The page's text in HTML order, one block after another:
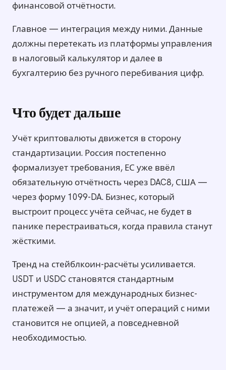
финансовой отчётности.
Главное — интеграция между ними. Данные
должны перетекать из платформы управления
в налоговый калькулятор и далее в
бухгалтерию без ручного перебивания цифр.
Что будет дальше
Учёт криптовалюты движется в сторону
стандартизации. Россия постепенно
формализует требования, ЕС уже ввёл
обязательную отчётность через DAC8, США —
через форму 1099-DA. Бизнес, который
выстроит процесс учёта сейчас, не будет в
панике перестраиваться, когда правила станут
жёсткими.
Тренд на стейблкоин-расчёты усиливается.
USDT и USDC становятся стандартным
инструментом для международных бизнес-
платежей — а значит, и учёт операций с ними
становится не опцией, а повседневной
необходимостью.